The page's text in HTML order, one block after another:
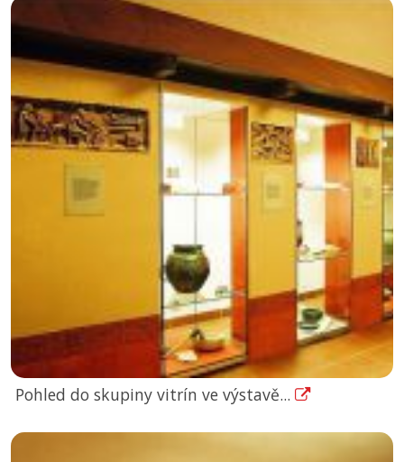
Pohled do skupiny vitrín ve výstavě...